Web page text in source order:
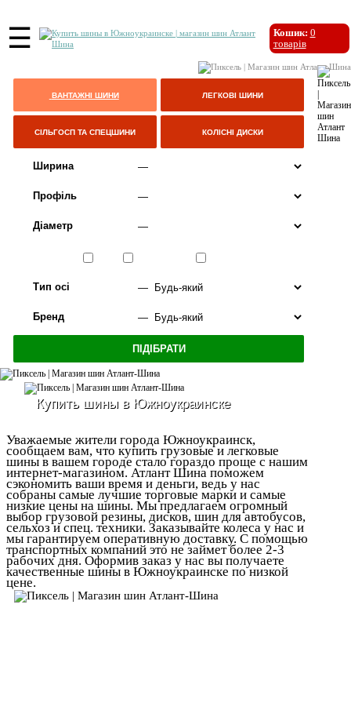
☰ Кошик: 0
товарів
ВАНТАЖНІ ШИНИ ЛЕГКОВІ ШИНИ
СІЛЬГОСП ТА СПЕЦШИНИ КОЛІСНІ ДИСКИ
Ширина
Профіль
Діаметр
Тип осі
Бренд
Купить шины в Южноукраинске
Уважаемые жители города Южноукраинск,
сообщаем вам, что купить грузовые и легковые
шины в вашем городе стало гораздо проще с нашим
интернет-магазином. Атлант Шина поможем
сэкономить ваши время и деньги, ведь у нас
собраны самые лучшие торговые марки и самые
низкие цены на шины. Мы предлагаем огромный
выбор грузовой резины, дисков, шин для автобусов,
сельхоз и спец. техники. Заказывайте колеса у нас и
мы гарантируем оперативную доставку. С помощью
транспортных компаний это не займет более 2-3
рабочих дня. Оформив заказ у нас вы получаете
качественные шины в Южноукраинске по низкой
цене.